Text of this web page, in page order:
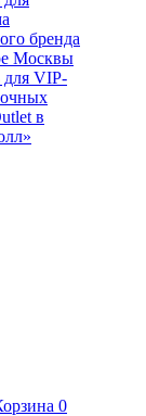
бренда
Москвы
VIP-
в
0